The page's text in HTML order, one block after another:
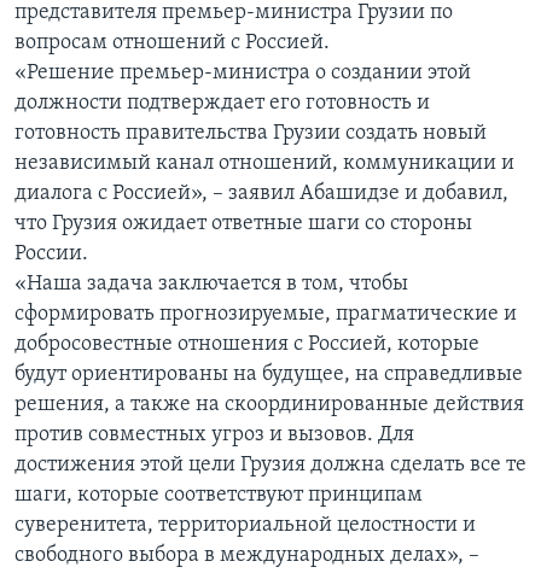
представителя премьер-министра Грузии по
вопросам отношений с Россией.
«Решение премьер-министра о создании этой
должности подтверждает его готовность и
готовность правительства Грузии создать новый
независимый канал отношений, коммуникации и
диалога с Россией», – заявил Абашидзе и добавил,
что Грузия ожидает ответные шаги со стороны
России.
«Наша задача заключается в том, чтобы
сформировать прогнозируемые, прагматические и
добросовестные отношения с Россией, которые
будут ориентированы на будущее, на справедливые
решения, а также на скоординированные действия
против совместных угроз и вызовов. Для
достижения этой цели Грузия должна сделать все те
шаги, которые соответствуют принципам
суверенитета, территориальной целостности и
свободного выбора в международных делах», –